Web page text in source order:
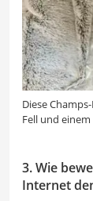
Diese
Fell und
3. Wie
Internet